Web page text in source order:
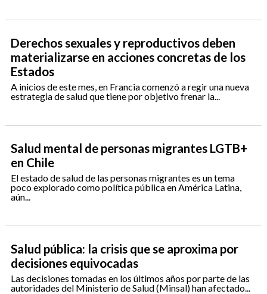
Derechos sexuales y reproductivos deben
materializarse en acciones concretas de los
Estados
A inicios de este mes, en Francia comenzó a regir una nueva
estrategia de salud que tiene por objetivo frenar la...
Salud mental de personas migrantes LGTB+
en Chile
El estado de salud de las personas migrantes es un tema
poco explorado como política pública en América Latina,
aún...
Salud pública: la crisis que se aproxima por
decisiones equivocadas
Las decisiones tomadas en los últimos años por parte de las
autoridades del Ministerio de Salud (Minsal) han afectado...